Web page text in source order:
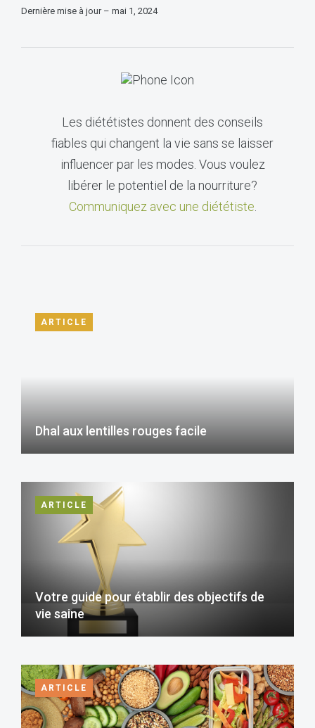
Dernière mise à jour – mai 1, 2024
Les diététistes donnent des conseils
fiables qui changent la vie sans se laisser
influencer par les modes. Vous voulez
libérer le potentiel de la nourriture?
Communiquez avec une diététiste
ARTICLE
Dhal aux lentilles rouges facile
ARTICLE
Votre guide pour établir des objectifs de
vie saine
ARTICLE